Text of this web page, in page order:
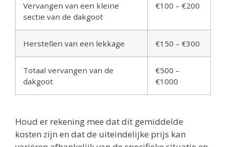
Vervangen van een kleine
sectie van de dakgoot
€100 – €200
Herstellen van een lekkage €150 – €300
Totaal vervangen van de
dakgoot
€500 –
€1000
Houd er rekening mee dat dit gemiddelde
kosten zijn en dat de uiteindelijke prijs kan